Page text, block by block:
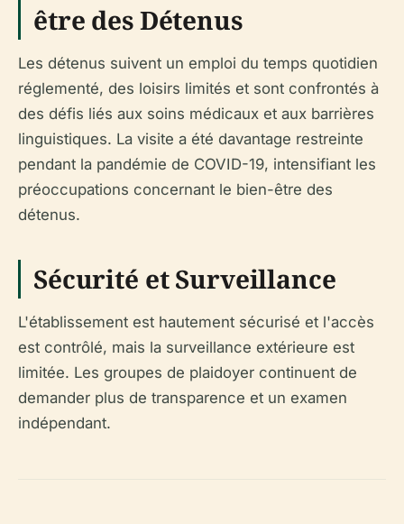
être des Détenus
Les détenus suivent un emploi du temps quotidien
réglementé, des loisirs limités et sont confrontés à
des défis liés aux soins médicaux et aux barrières
linguistiques. La visite a été davantage restreinte
pendant la pandémie de COVID-19, intensifiant les
préoccupations concernant le bien-être des
détenus.
Sécurité et Surveillance
L'établissement est hautement sécurisé et l'accès
est contrôlé, mais la surveillance extérieure est
limitée. Les groupes de plaidoyer continuent de
demander plus de transparence et un examen
indépendant.